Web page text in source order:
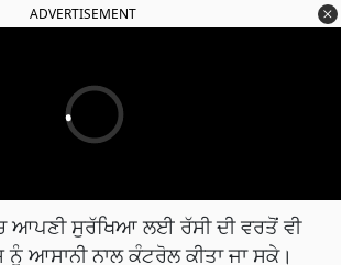
ਆਪਣੀ ਸੁਰੱਖਿਆ ਲਈ ਰੱਸੀ ਦੀ ਵਰਤੋਂ ਵੀ
ਨੂੰ ਆਸਾਨੀ ਨਾਲ ਕੰਟਰੋਲ ਕੀਤਾ ਜਾ ਸਕੇ।
ਦੀ ਮਦਦ ਨਾਲ ਫ਼ਸਲ ਇਧਰ-ਉਧਰ ਨਹੀਂ